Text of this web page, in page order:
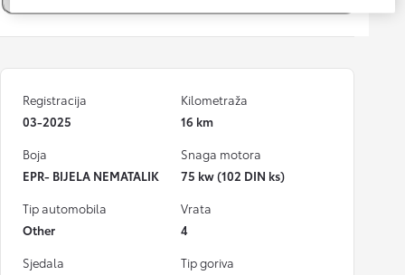
Registracija
03-2025
Kilometraža
16 km
Boja
EPR- BIJELA NEMATALIK
Snaga motora
75 kw (102 DIN ks)
Tip automobila
Other
Vrata
4
Sjedala
Tip goriva